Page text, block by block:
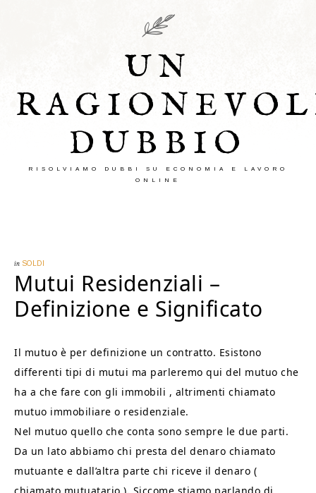
UN
DUBBIO
RISOLVIAMO DUBBI SU ECONOMIA E LAVORO
ONLINE
in SOLDI
Mutui Residenziali –
Definizione e Significato
Il mutuo è per definizione un contratto. Esistono
differenti tipi di mutui ma parleremo qui del mutuo che
ha a che fare con gli immobili , altrimenti chiamato
mutuo immobiliare o residenziale.
Nel mutuo quello che conta sono sempre le due parti.
Da un lato abbiamo chi presta del denaro chiamato
mutuante e dall’altra parte chi riceve il denaro (